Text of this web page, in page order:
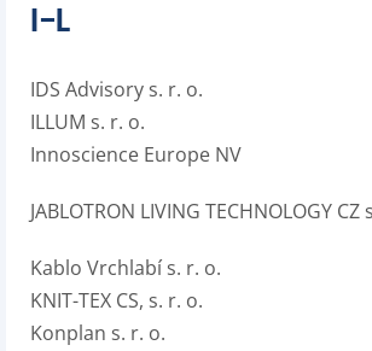
I–L
IDS Advisory s. r. o.
ILLUM s. r. o.
Innoscience Europe NV
JABLOTRON LIVING TECHNOLOGY CZ
Kablo Vrchlabí s. r. o.
KNIT-TEX CS, s. r. o.
Konplan s. r. o.